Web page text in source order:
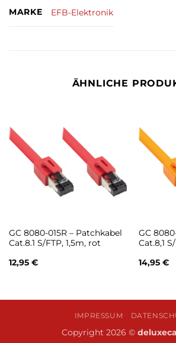
MARKE EFB-Elektronik
ÄHNLICHE
GC 8080-015R – Patchkabel
Cat.8.1 S/FTP, 1,5m, rot
12,95 €
GC
Cat.8,1
14,95 €
IMPRESSUM
Copyright 2026 ©